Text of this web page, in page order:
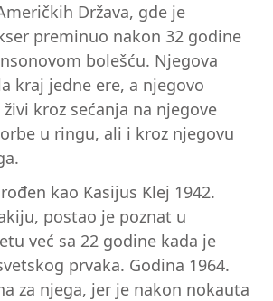
Država, gde je
preminuo nakon 32 godine
bolešću. Njegova
kraj jedne ere, a njegovo
kroz sećanja na njegove
u ringu, ali i kroz njegovu
kao Kasijus Klej 1942.
postao je poznat u
već sa 22 godine kada je
prvaka. Godina 1964.
za njega, jer je nakon nokauta